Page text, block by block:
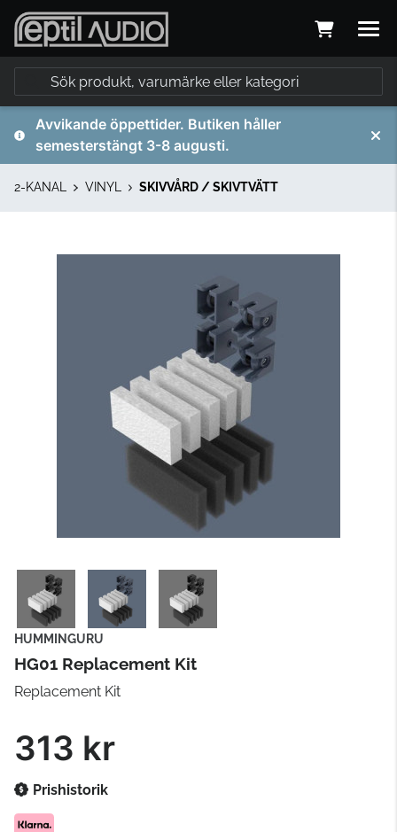
Avvikande öppettider. Butiken håller
semesterstängt 3-8 augusti.
2-KANAL VINYL SKIVVÅRD / SKIVTVÄTT
HUMMINGURU
HG01 Replacement Kit
Replacement Kit
313 kr
Prishistorik